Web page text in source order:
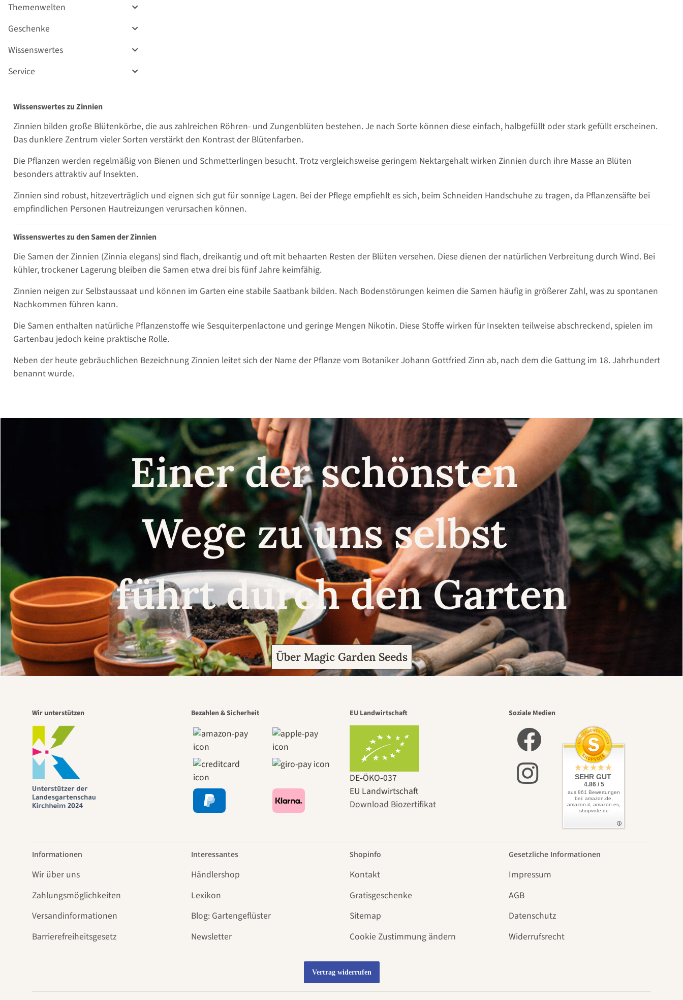
Themenwelten
Geschenke
Wissenswertes
Service
Wissenswertes zu Zinnien
Zinnien bilden große Blütenkörbe, die aus zahlreichen Röhren- und Zungenblüten bestehen. Je nach Sorte können diese einfach, halbgefüllt oder stark gefüllt erscheinen.
Das dunklere Zentrum vieler Sorten verstärkt den Kontrast der Blütenfarben.
Die Pflanzen werden regelmäßig von Bienen und Schmetterlingen besucht. Trotz vergleichsweise geringem Nektargehalt wirken Zinnien durch ihre Masse an Blüten
besonders attraktiv auf Insekten.
Zinnien sind robust, hitzeverträglich und eignen sich gut für sonnige Lagen. Bei der Pflege empfiehlt es sich, beim Schneiden Handschuhe zu tragen, da Pflanzensäfte bei
empfindlichen Personen Hautreizungen verursachen können.
Wissenswertes zu den Samen der Zinnien
Die Samen der Zinnien (Zinnia elegans) sind flach, dreikantig und oft mit behaarten Resten der Blüten versehen. Diese dienen der natürlichen Verbreitung durch Wind. Bei
kühler, trockener Lagerung bleiben die Samen etwa drei bis fünf Jahre keimfähig.
Zinnien neigen zur Selbstaussaat und können im Garten eine stabile Saatbank bilden. Nach Bodenstörungen keimen die Samen häufig in größerer Zahl, was zu spontanen
Nachkommen führen kann.
Die Samen enthalten natürliche Pflanzenstoffe wie Sesquiterpenlactone und geringe Mengen Nikotin. Diese Stoffe wirken für Insekten teilweise abschreckend, spielen im
Gartenbau jedoch keine praktische Rolle.
Neben der heute gebräuchlichen Bezeichnung Zinnien leitet sich der Name der Pflanze vom Botaniker Johann Gottfried Zinn ab, nach dem die Gattung im 18. Jahrhundert
benannt wurde.
Einer der schönsten
Wege zu uns selbst
führt durch den Garten
Über Magic Garden Seeds
Wir unterstützen Bezahlen & Sicherheit EU Landwirtschaft
DE‑ÖKO‑037
EU Landwirtschaft
Download Biozertifikat
Soziale Medien
SEHR GUT
4.86 / 5
aus 861 Bewertungen
bei: amazon.de,
amazon.it, amazon.es,
shopvote.de
Informationen
Wir über uns
Zahlungsmöglichkeiten
Versandinformationen
Barrierefreiheitsgesetz
Interessantes
Händlershop
Lexikon
Blog: Gartengeflüster
Newsletter
Shopinfo
Kontakt
Gratisgeschenke
Sitemap
Cookie Zustimmung ändern
Gesetzliche Informationen
Impressum
AGB
Datenschutz
Widerrufsrecht
Vertrag widerrufen